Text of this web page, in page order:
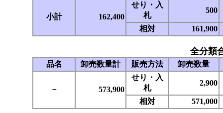
小計 162,400
せり・入
札
500
相対 161,900
全分類
品名 卸売数量計 販売方法 卸売数量
－ 573,900
せり・入
札
2,900
相対 571,000